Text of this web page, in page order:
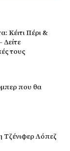
Κέιτι Πέρι &
τους
που θα
Τζένιφερ Λόπεζ